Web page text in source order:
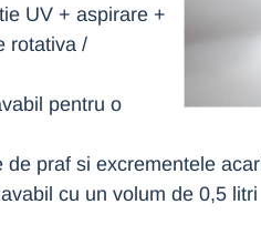
UV + aspirare +
rotativa /
pentru o
praf si excrementele
cu un volum de 0,5 litri